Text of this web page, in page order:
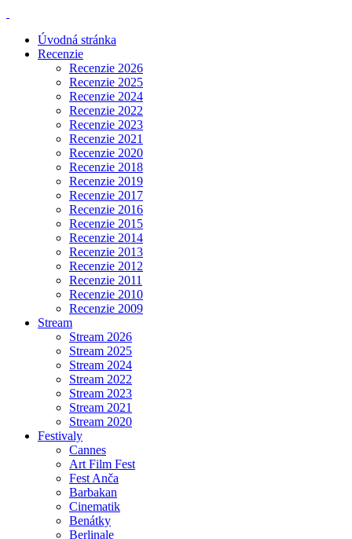
Úvodná stránka
Recenzie
Recenzie 2026
Recenzie 2025
Recenzie 2024
Recenzie 2022
Recenzie 2023
Recenzie 2021
Recenzie 2020
Recenzie 2018
Recenzie 2019
Recenzie 2017
Recenzie 2016
Recenzie 2015
Recenzie 2014
Recenzie 2013
Recenzie 2012
Recenzie 2011
Recenzie 2010
Recenzie 2009
Stream
Stream 2026
Stream 2025
Stream 2024
Stream 2022
Stream 2023
Stream 2021
Stream 2020
Festivaly
Cannes
Art Film Fest
Fest Anča
Barbakan
Cinematik
Benátky
Berlinale